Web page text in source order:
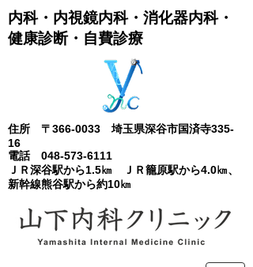
内科・内視鏡内科​・消化器内科・
健康診断・自費診療
住所 〒366-0033 埼玉県深谷市国済寺335-
16
電話048-573-6111
ＪＲ深谷駅から1.5㎞ ＪＲ籠原駅から4.0㎞、
新幹線熊谷駅から約10㎞